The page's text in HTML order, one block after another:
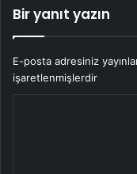
Bir yanıt yazın
E-posta adresiniz
işaretlenmişlerdir